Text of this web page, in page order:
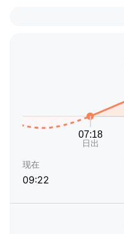
现在
09:22